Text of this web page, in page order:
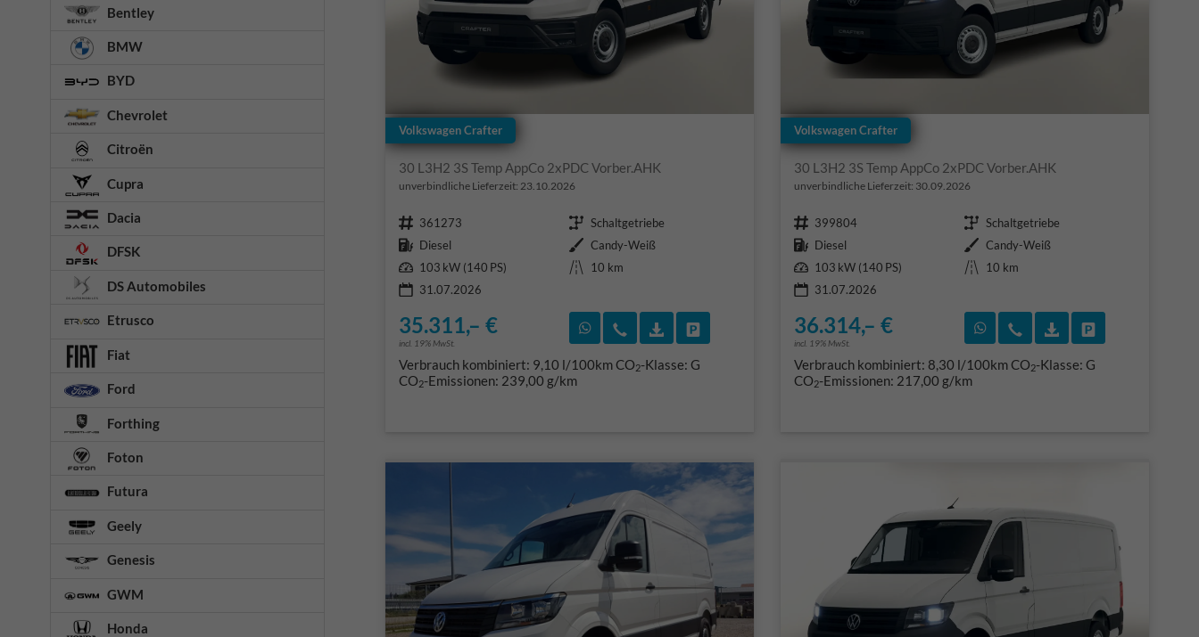
Volkswagen Crafter
30 L3H2 3S Temp AppCo 2xPDC Vorber.AHK
unverbindliche Lieferzeit: 23.10.2026
Fahrzeugnr. 361273 Getriebe Schaltgetriebe
Kraftstoff Diesel Außenfarbe Candy-Weiß
Leistung 103 kW (140 PS) Kilometerstand
10 km
31.07.2026
35.311,– €
incl. 19% MwSt.
Rückruf vereinbaren
Wir rufen Sie an
Fahrzeugexposé (PDF)
Fahrzeug parken
Verbrauch kombiniert: 9,10 l/100kmCO2-Klasse: G
CO2-Emissionen: 239,00 g/km
Volkswagen Crafter
30 L3H2 3S Temp AppCo 2xPDC Vorber.AHK
unverbindliche Lieferzeit: 30.09.2026
Fahrzeugnr. 399804 Getriebe Schaltgetriebe
Kraftstoff Diesel Außenfarbe Candy-Weiß
Leistung 103 kW (140 PS) Kilometerstand
10 km
31.07.2026
36.314,– €
incl. 19% MwSt.
Rückruf vereinbaren
Wir rufen Sie an
Fahrzeugexposé
Verbrauch kombiniert: 8,30 l/100kmCO2-Klasse: G
CO2-Emissionen: 217,00 g/km
Bentley
BMW
BYD
Chevrolet
Citroën
Cupra
Dacia
DFSK
DS Automobiles
Etrusco
Fiat
Ford
Forthing
Foton
Futura
Geely
Genesis
GWM
Honda